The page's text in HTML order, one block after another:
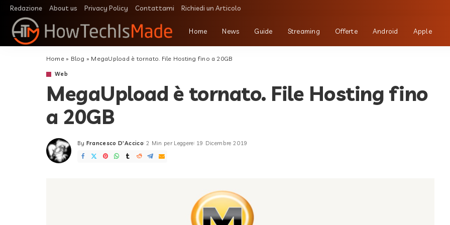
Redazione About us Privacy Policy Contattami Richiedi un Articolo
Home News Guide Streaming Offerte Android Apple
Home» Blog » MegaUpload è tornato. File Hosting fino a 20GB
Web
MegaUpload è tornato. File Hosting fino
a 20GB
Posted
by
By Francesco D'Accico 2 Min per Leggere 19 Dicembre 2019